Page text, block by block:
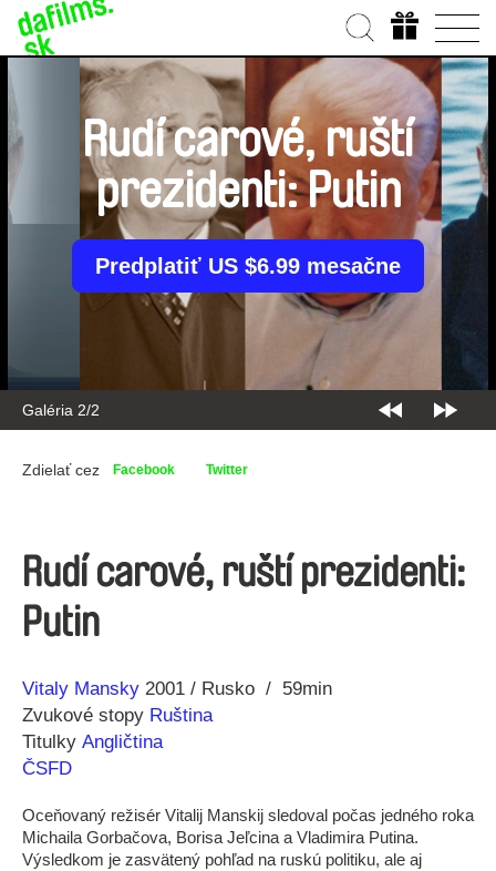
Galéria 2/2
Rudí carové, ruští
prezidenti: Putin
Predplatiť US $6.99 mesačne
Zdielať cez Facebook Twitter
Rudí carové, ruští prezidenti:
Putin
Réžia
Vitaly Mansky
Rok
výroby
2001 Rusko
59min
Zvukové stopy Ruština
Titulky Angličtina
ČSFD
Oceňovaný režisér Vitalij Manskij sledoval počas jedného roka
Michaila Gorbačova, Borisa Jeľcina a Vladimira Putina.
Výsledkom je zasvätený pohľad na ruskú politiku, ale aj